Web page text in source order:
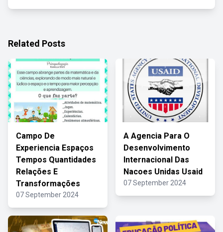
Related Posts
Campo De
Experiencia Espaços
Tempos Quantidades
Relações E
Transformações
07 September 2024
A Agencia Para O
Desenvolvimento
Internacional Das
Nacoes Unidas Usaid
07 September 2024